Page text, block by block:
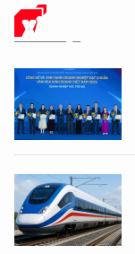
XÃ HỘI